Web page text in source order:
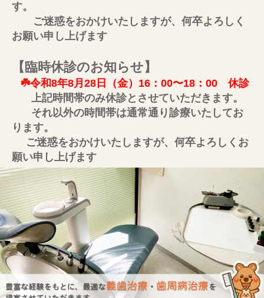
す。
ご迷惑をおかけいたしますが、何卒よろしく
お願い申し上げます
【臨時休診のお知らせ】
☘️令和8年8月28日（金）16：00〜18：00 休診
上記時間帯のみ休診とさせていただきます。
それ以外の時間帯は通常通り診療いたしてお
ります。
ご迷惑をおかけいたしますが、何卒よろしくお
願い申し上げます